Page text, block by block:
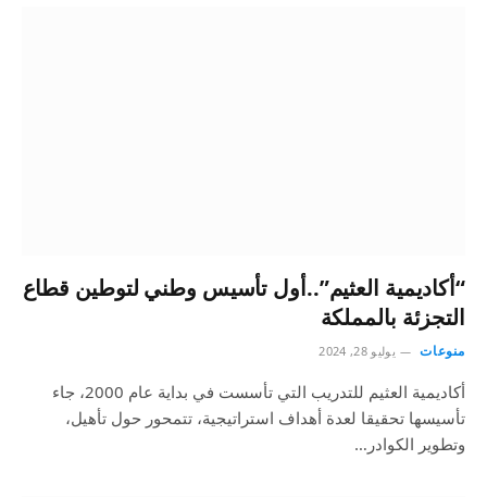
“أكاديمية العثيم”..أول تأسيس وطني لتوطين قطاع
التجزئة بالمملكة
منوعات يوليو 28, 2024
أكاديمية العثيم للتدريب التي تأسست في بداية عام 2000، جاء
تأسيسها تحقيقا لعدة أهداف استراتيجية، تتمحور حول تأهيل،
وتطوير الكوادر…